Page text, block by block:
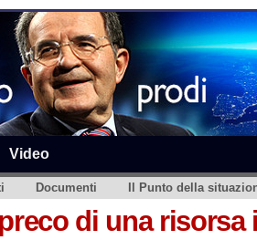
Video
Documenti Il Punto della
di una risorsa